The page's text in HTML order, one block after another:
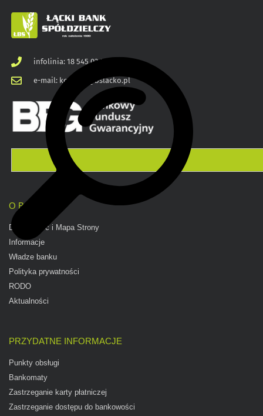
infolinia: 18 545 03 00
e-mail: kontakt@bslacko.pl
O BANKU
Dostępność i Mapa Strony
Informacje
Władze banku
Polityka prywatności
RODO
Aktualności
PRZYDATNE INFORMACJE
Punkty obsługi
Bankomaty
Zastrzeganie karty płatniczej
Zastrzeganie dostępu do bankowości